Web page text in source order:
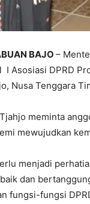
BAJO –
I Asosiasi DPRD
Nusa Tenggara
meminta
mewujudkan
menjadi
dan
fungsi-fungsi